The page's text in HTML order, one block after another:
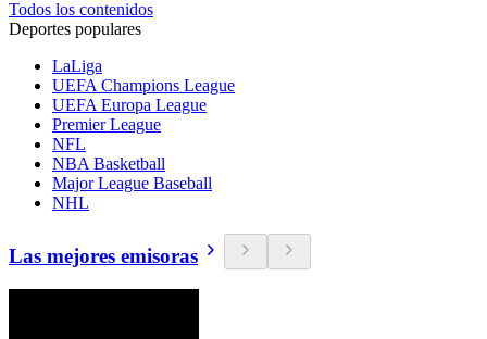
Todos los contenidos
Deportes populares
LaLiga
UEFA Champions League
UEFA Europa League
Premier League
NFL
NBA Basketball
Major League Baseball
NHL
Las mejores emisoras